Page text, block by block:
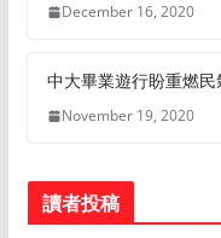
December 16, 2020
中大畢業遊行盼重燃民
November 19, 2020
讀者投稿